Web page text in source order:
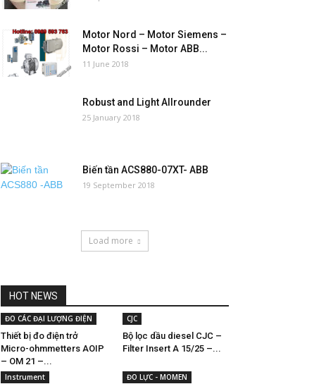
Motor Nord – Motor Siemens –
Motor Rossi – Motor ABB...
11 June 2018
Robust and Light Allrounder
25 January 2018
Biến tần ACS880-07XT- ABB
19 September 2018
Load more
HOT NEWS
ĐO CÁC ĐẠI LƯỢNG ĐIỆN
Thiết bị đo điện trở
Micro-ohmmetters AOIP
– OM 21 –...
CJC
Bộ lọc dầu diesel CJC –
Filter Insert A 15/25 –...
Instrument ĐO LỰC - MOMEN